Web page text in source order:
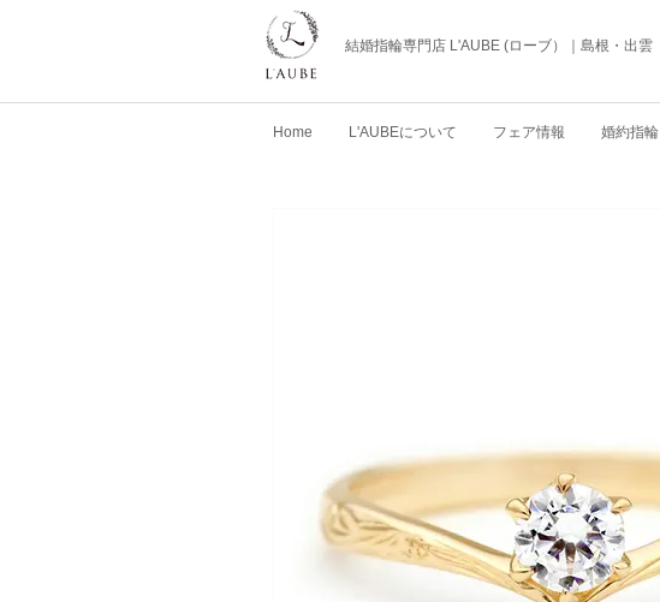
結婚指輪専門店 L'AUBE (ローブ）｜島根・出雲
Home L'AUBEについて フェア情報 婚約指輪